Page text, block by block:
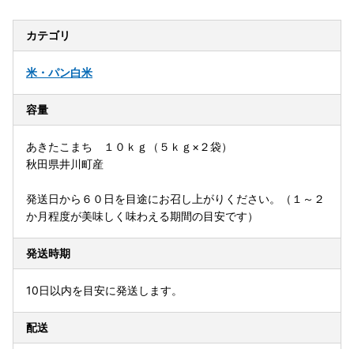
カテゴリ
米・パン白米
容量
あきたこまち １０ｋｇ（５ｋｇ×２袋）
秋田県井川町産
発送日から６０日を目途にお召し上がりください。（１～２
か月程度が美味しく味わえる期間の目安です）
発送時期
10日以内を目安に発送します。
配送